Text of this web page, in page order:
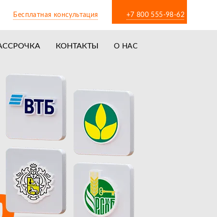
Бесплатная консультация +7 800 555-98-62
КОНТАКТЫ
О НАС